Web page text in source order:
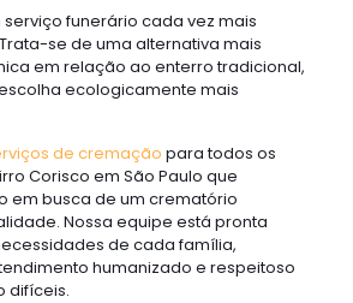
funerário cada vez mais
se de uma alternativa mais
em relação ao enterro tradicional,
ecologicamente mais
de cremação para todos os
Corisco em São Paulo que
em busca de um crematório
Nossa equipe está pronta
de cada família,
humanizado e respeitoso
difíceis.